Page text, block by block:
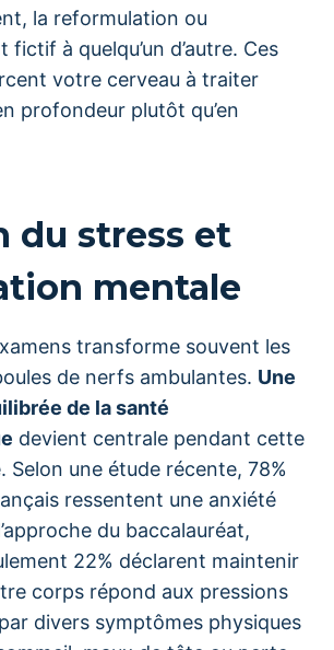
la reformulation ou
fictif à quelqu’un d’autre. Ces
votre cerveau à traiter
profondeur plutôt qu’en
du stress et
mentale
transforme souvent les
de nerfs ambulantes. Une
de la santé
devient centrale pendant cette
Selon une étude récente, 78%
ressentent une anxiété
du baccalauréat,
22% déclarent maintenir
corps répond aux pressions
divers symptômes physiques